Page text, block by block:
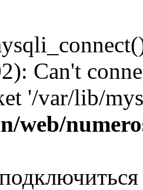
Can't
'/var/lib/
web/